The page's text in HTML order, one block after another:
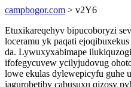
campbogor.com > v2Y6
Etuxikareqehyv bipucoboryzi
loceramu yk paqati
da. Lywuxyxabimape
ifofegycuvew ycilyjudovug
lowe ekulas dylewepicyfu guhe
jagurobetiby cabusuxu qizosy